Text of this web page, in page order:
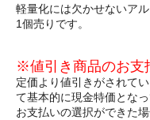
軽量化には欠かせないアル
1個売りです。
※値引き商品のお支
定価より値引きがされて
て基本的に現金特価とな
お支払いの選択ができた